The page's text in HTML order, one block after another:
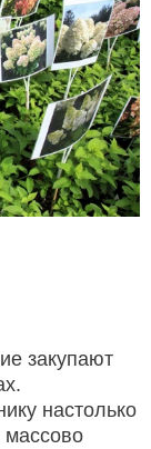
закупают
настолько
массово